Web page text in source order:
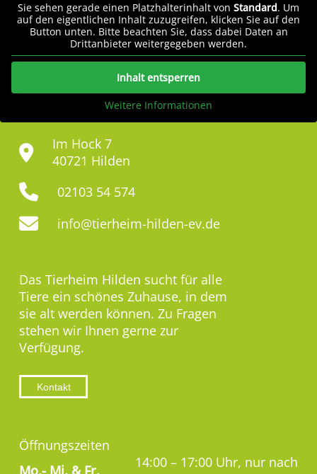
Sie sehen gerade einen Platzhalterinhalt von Standard. Um
auf den eigentlichen Inhalt zuzugreifen, klicken Sie auf den
Button unten. Bitte beachten Sie, dass dabei Daten an
Drittanbieter weitergegeben werden.
Inhalt entsperren
Weitere Informationen
Im Hock 7
40721 Hilden
02103 54 574
info@tierheim-hilden-ev.de
Das Tierheim Hilden sucht für alle
Tiere ein schönes Zuhause, in dem
sie alt werden können. Zu Fragen
stehen wir Ihnen gerne zur
Verfügung.
Kontakt
Öffnungszeiten
Mo,- Mi. & Fr.
14:00 – 17:00 Uhr, nur nach